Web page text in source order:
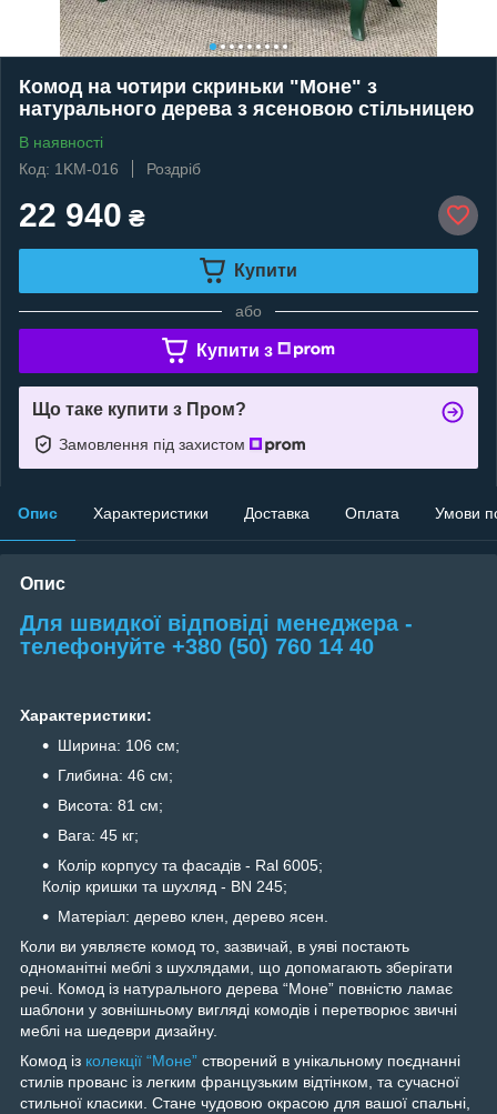
Комод на чотири скриньки "Моне" з
натурального дерева з ясеновою стільницею
В наявності
Код: 1KM-016
Роздріб
22 940 ₴
Купити
або
Купити з
Що таке купити з Пром?
Замовлення під захистом
Опис Характеристики Доставка Оплата Умови
Опис
Для швидкої відповіді менеджера -
телефонуйте +380 (50) 760 14 40
Характеристики:
Ширина: 106 см;
Глибина: 46 см;
Висота: 81 см;
Вага: 45 кг;
Колір корпусу та фасадів - Ral 6005;
Колір кришки та шухляд - BN 245;
Матеріал: дерево клен, дерево ясен.
Коли ви уявляєте комод то, зазвичай, в уяві постають
одноманітні меблі з шухлядами, що допомагають зберігати
речі. Комод із натурального дерева “Моне” повністю ламає
шаблони у зовнішньому вигляді комодів і перетворює звичні
меблі на шедеври дизайну.
Комод із колекції “Моне” створений в унікальному поєднанні
стилів прованс із легким французьким відтінком, та сучасної
стильної класики. Стане чудовою окрасою для вашої спальні,